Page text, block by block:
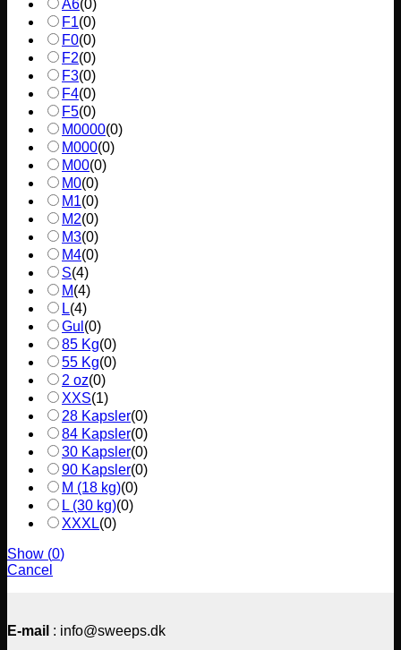
A6(0)
F1(0)
F0(0)
F2(0)
F3(0)
F4(0)
F5(0)
M0000(0)
M000(0)
M00(0)
M0(0)
M1(0)
M2(0)
M3(0)
M4(0)
S(4)
M(4)
L(4)
Gul (0)
85 Kg(0)
55 Kg(0)
2 oz(0)
XXS(1)
28 Kapsler(0)
84 Kapsler(0)
30 Kapsler(0)
90 Kapsler(0)
M (18 kg)(0)
L (30 kg)(0)
XXXL(0)
Show (0)
Cancel
E-mail : info@sweeps.dk